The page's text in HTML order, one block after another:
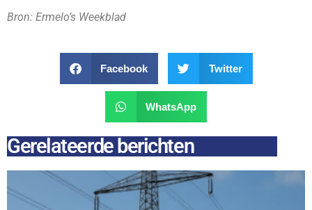
Bron: Ermelo’s Weekblad
Facebook Twitter
WhatsApp
Gerelateerde berichten